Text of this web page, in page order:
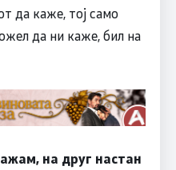
да каже, тој само
да ни каже, бил на
на друг настан